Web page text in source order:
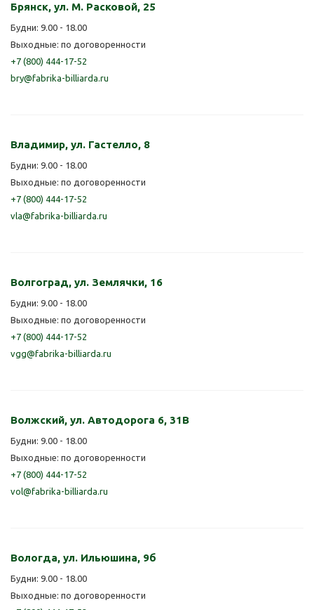
Брянск, ул. М. Расковой, 25
Будни: 9.00 - 18.00
Выходные: по договоренности
+7 (800) 444-17-52
bry@fabrika-billiarda.ru
Владимир, ул. Гастелло, 8
Будни: 9.00 - 18.00
Выходные: по договоренности
+7 (800) 444-17-52
vla@fabrika-billiarda.ru
Волгоград, ул. Землячки, 16
Будни: 9.00 - 18.00
Выходные: по договоренности
+7 (800) 444-17-52
vgg@fabrika-billiarda.ru
Волжский, ул. Автодорога 6, 31В
Будни: 9.00 - 18.00
Выходные: по договоренности
+7 (800) 444-17-52
vol@fabrika-billiarda.ru
Вологда, ул. Ильюшина, 9б
Будни: 9.00 - 18.00
Выходные: по договоренности